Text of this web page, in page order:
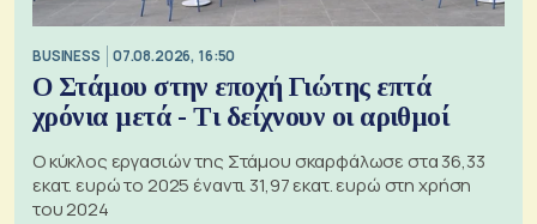
BUSINESS 07.08.2026, 16:50
Ο Στάμου στην εποχή Γιώτης επτά
χρόνια μετά - Τι δείχνουν οι αριθμοί
Ο κύκλος εργασιών της Στάμου σκαρφάλωσε στα 36,33
εκατ. ευρώ το 2025 έναντι 31,97 εκατ. ευρώ στη χρήση
του 2024